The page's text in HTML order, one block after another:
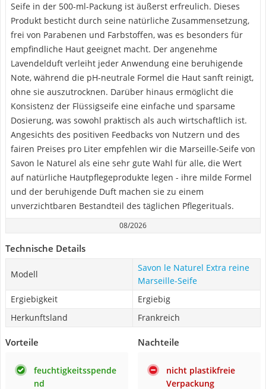
Seife in der 500-ml-Packung ist äußerst erfreulich. Dieses
Produkt besticht durch seine natürliche Zusammensetzung,
frei von Parabenen und Farbstoffen, was es besonders für
empfindliche Haut geeignet macht. Der angenehme
Lavendelduft verleiht jeder Anwendung eine beruhigende
Note, während die pH-neutrale Formel die Haut sanft reinigt,
ohne sie auszutrocknen. Darüber hinaus ermöglicht die
Konsistenz der Flüssigseife eine einfache und sparsame
Dosierung, was sowohl praktisch als auch wirtschaftlich ist.
Angesichts des positiven Feedbacks von Nutzern und des
fairen Preises pro Liter empfehlen wir die Marseille-Seife von
Savon le Naturel als eine sehr gute Wahl für alle, die Wert
auf natürliche Hautpflegeprodukte legen - ihre milde Formel
und der beruhigende Duft machen sie zu einem
unverzichtbaren Bestandteil des täglichen Pflegerituals.
08/2026
Technische Details
Modell
Savon le Naturel Extra reine
Marseille-Seife
Ergiebigkeit
Ergiebig
Herkunftsland
Frankreich
Vorteile
feuchtigkeitsspende
nd
Nachteile
nicht plastikfreie
Verpackung